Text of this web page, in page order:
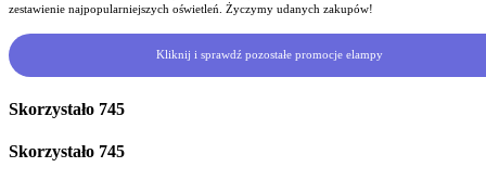
zestawienie najpopularniejszych oświetleń. Życzymy udanych zakupów!
Kliknij i sprawdź pozostałe promocje elampy
Skorzystało 745
Skorzystało 745